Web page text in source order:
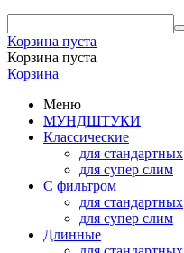
Корзина пуста
Корзина пуста
Корзина
Меню
МУНДШТУКИ
Классические
для стандартных
для супер слим
С фильтром
для стандартных
для супер слим
Длинные